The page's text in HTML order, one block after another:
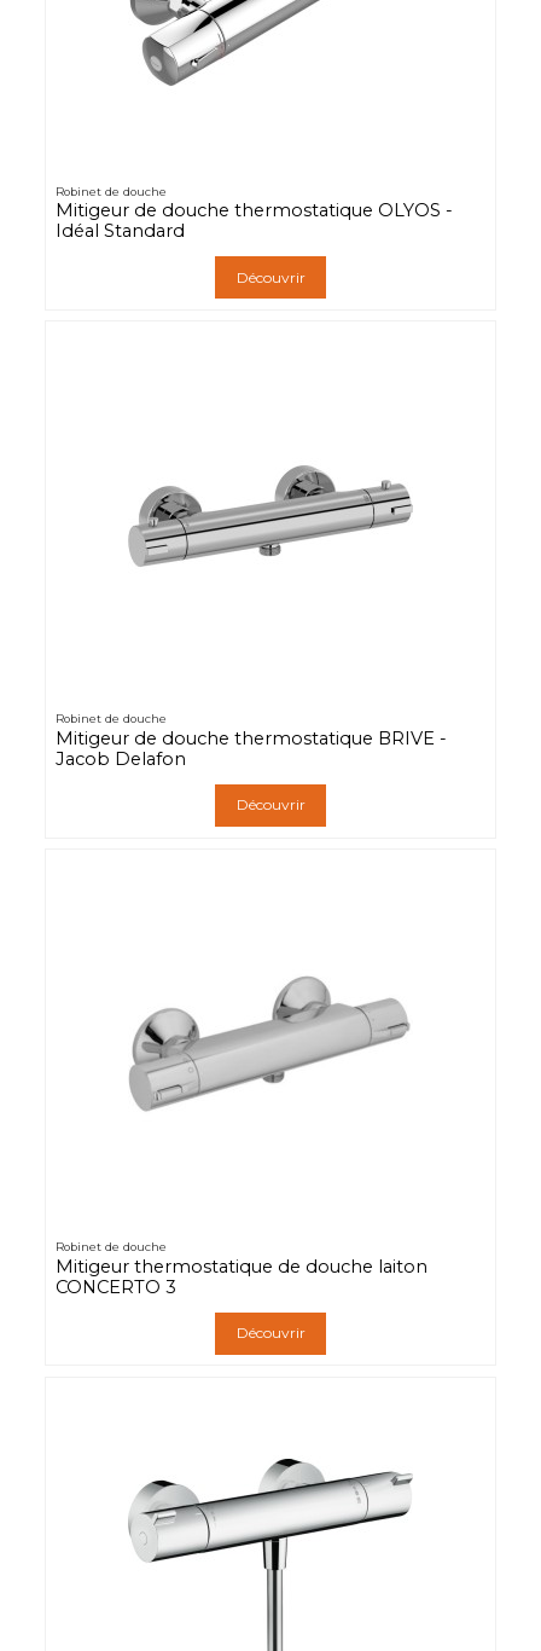
Robinet de douche
Mitigeur de douche thermostatique OLYOS -
Idéal Standard
Découvrir
Robinet de douche
Mitigeur de douche thermostatique BRIVE -
Jacob Delafon
Découvrir
Robinet de douche
Mitigeur thermostatique de douche laiton
CONCERTO 3
Découvrir